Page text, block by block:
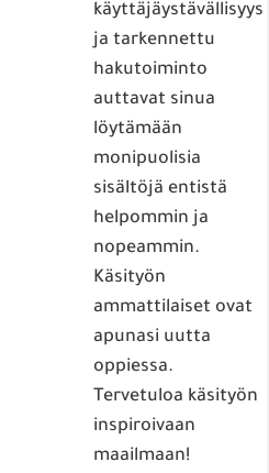
käyttäjäystävällisyys
ja tarkennettu
hakutoiminto
auttavat sinua
löytämään
monipuolisia
sisältöjä entistä
helpommin ja
nopeammin.
Käsityön
ammattilaiset ovat
apunasi uutta
oppiessa.
Tervetuloa käsityön
inspiroivaan
maailmaan!